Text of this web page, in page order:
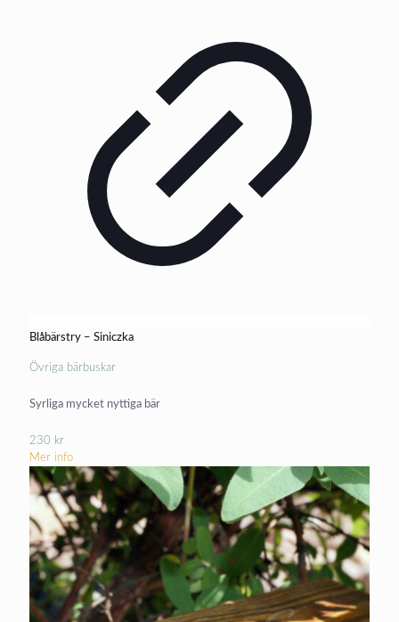
Blåbärstry – Siniczka
Övriga bärbuskar
Syrliga mycket nyttiga bär
230 kr
Mer info